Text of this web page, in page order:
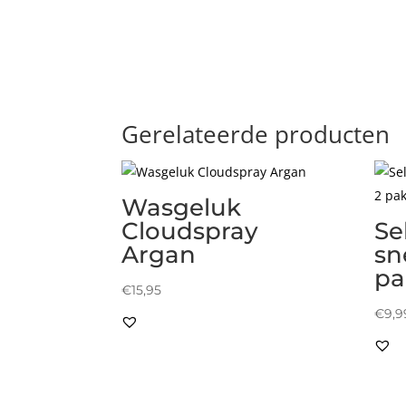
Gerelateerde producten
Wasgeluk
Cloudspray
Argan
€15,95
€